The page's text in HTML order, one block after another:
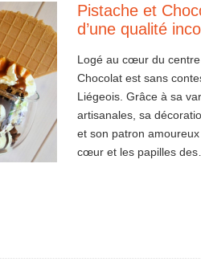
Pistache et
d’une qualité
Logé au cœur du
Chocolat est sans
Liégeois. Grâce à sa
artisanales, sa
et son patron
cœur et les papilles